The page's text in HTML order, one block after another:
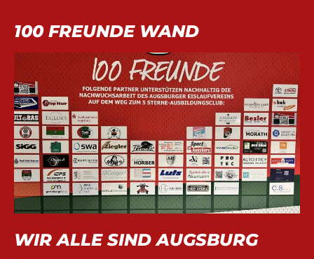
100 FREUNDE WAND
WIR ALLE SIND AUGSBURG